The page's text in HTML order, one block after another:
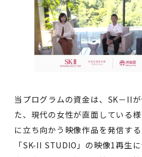
当プログラムの資金は、SK－II
た、現代の女性が直面している
に立ち向かう映像作品を発信す
「SK-II STUDIO」の映像1再生